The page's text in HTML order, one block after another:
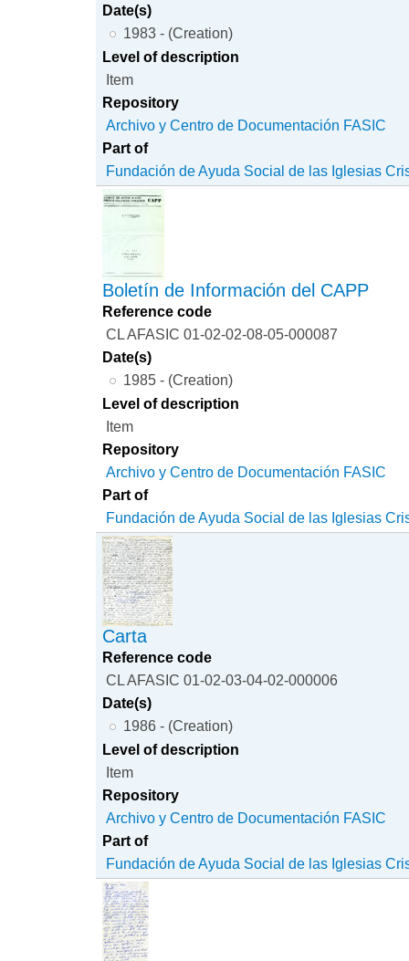
Date(s)
1983 - (Creation)
Level of description
Item
Repository
Archivo y Centro de Documentación FASIC
Part of
Fundación de Ayuda Social de las Iglesias
Boletín de Información del CAPP
Reference code
CL AFASIC 01-02-02-08-05-000087
Date(s)
1985 - (Creation)
Level of description
Item
Repository
Archivo y Centro de Documentación FASIC
Part of
Fundación de Ayuda Social de las Iglesias
Carta
Reference code
CL AFASIC 01-02-03-04-02-000006
Date(s)
1986 - (Creation)
Level of description
Item
Repository
Archivo y Centro de Documentación FASIC
Part of
Fundación de Ayuda Social de las Iglesias